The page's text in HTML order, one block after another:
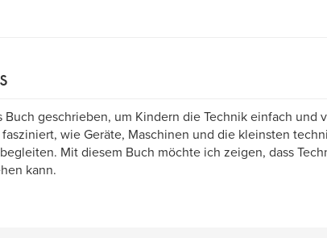
Buch geschrieben, um Kindern die Technik einfach und
wie Geräte, Maschinen und die kleinsten
Mit diesem Buch möchte ich zeigen, dass
kann.